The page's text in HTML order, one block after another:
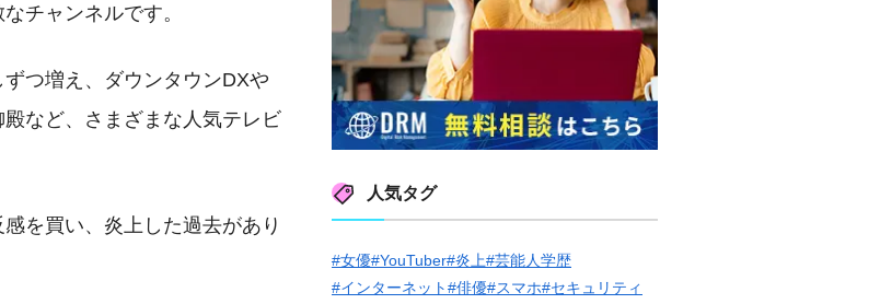
チャンネルです。
つ増え、ダウンタウンDXや
など、さまざまな人気テレビ
を買い、炎上した過去があり
人気タグ
#女優#YouTuber#炎上#芸能人学歴
#インターネット#俳優#スマホ#セキュリティ